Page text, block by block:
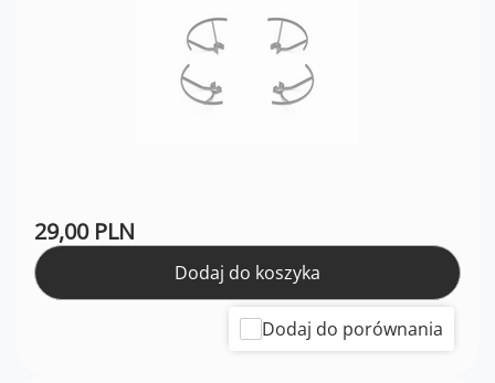
29,00 PLN
Dodaj do koszyka
Dodaj do porównania